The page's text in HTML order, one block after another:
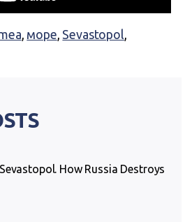
, море, Sevastopol,
How Russia Destroys